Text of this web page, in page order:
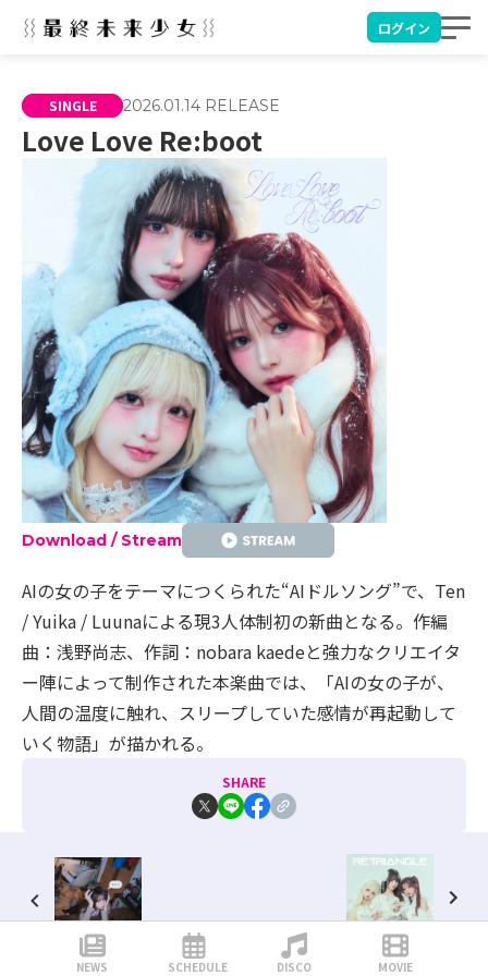
ログイン
SINGLE 2026.01.14 RELEASE
Love Love Re:boot
Download / Stream
AIの女の子をテーマにつくられた“AIドルソング”で、Ten
/ Yuika / Luunaによる現3人体制初の新曲となる。作編
曲：浅野尚志、作詞：nobara kaedeと強力なクリエイタ
ー陣によって制作された本楽曲では、「AIの女の子が、
人間の温度に触れ、スリープしていた感情が再起動して
いく物語」が描かれる。
SHARE
NEWS SCHEDULE DISCO MOVIE